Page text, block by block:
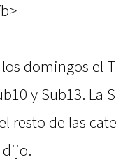
domingos el
y Sub13. La
resto de las
dijo.